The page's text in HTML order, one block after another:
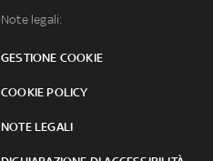
Note legali:
GESTIONE COOKIE
COOKIE POLICY
NOTE LEGALI